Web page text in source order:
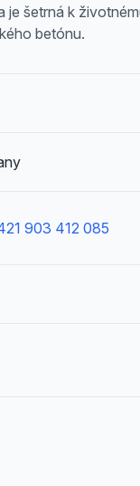
je šetrná k
betónu.
903 412 085